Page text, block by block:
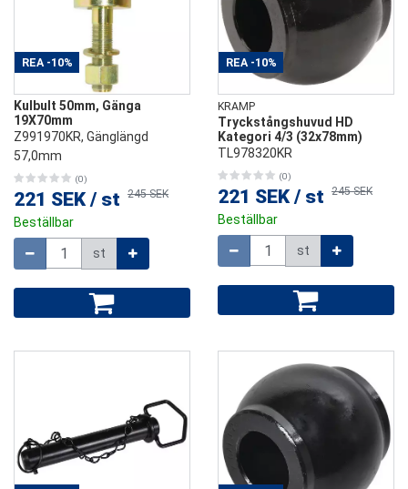
REA -10%
Kulbult 50mm, Gänga
19X70mm
Z991970KR, Gänglängd
57,0mm
(0)
221 SEK / st 245 SEK
Beställbar
st
REA -10%
KRAMP
Tryckstångshuvud HD
Kategori 4/3 (32x78mm)
TL978320KR
(0)
221 SEK / st 245 SEK
Beställbar
st